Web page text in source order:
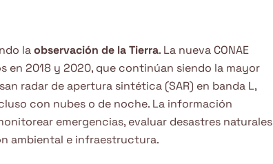
laobservación de la Tierra. La nueva CONAE
en 2018 y 2020, que continúan siendo la mayor
radar de apertura sintética (SAR) en banda L,
con nubes o de noche. La información
emergencias, evaluar desastres naturales
ambiental e infraestructura.